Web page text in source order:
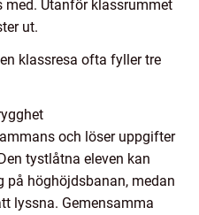
med. Utanför klassrummet
ut.
klassresa ofta fyller tre
och löser uppgifter
tystlåtna eleven kan
på höghöjdsbanan, medan
lyssna. Gemensamma